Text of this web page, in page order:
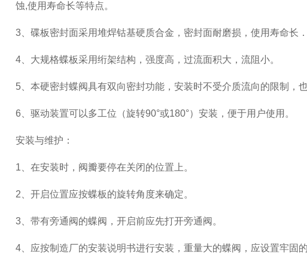
蚀,使用寿命长等特点。
3、碟板密封面采用堆焊钴基硬质合金，密封面耐磨损，使用寿命长．
4、大规格蝶板采用绗架结构，强度高，过流面积大，流阻小。
5、本硬密封蝶阀具有双向密封功能，安装时不受介质流向的限制，
6、驱动装置可以多工位（旋转90°或180°）安装，便于用户使用。
安装与维护：
1、在安装时，阀瓣要停在关闭的位置上。
2、开启位置应按蝶板的旋转角度来确定。
3、带有旁通阀的蝶阀，开启前应先打开旁通阀。
4、应按制造厂的安装说明书进行安装，重量大的蝶阀，应设置牢固的